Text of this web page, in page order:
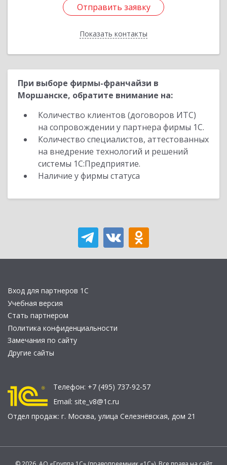
Отправить заявку
Показать контакты
Отправить заявку
Назад
При выборе фирмы-франчайзи в
Моршанске, обратите внимание на:
Количество клиентов (договоров ИТС)
на сопровождении у партнера фирмы 1С.
Количество специалистов, аттестованных
на внедрение технологий и решений
системы 1С:Предприятие.
Наличие у фирмы статуса
Вход для партнеров 1С
Учебная версия
Стать партнером
Политика конфиденциальности
Замечания по сайту
Другие сайты
Телефон: +7 (495) 737-92-57
Email: site_v8@1c.ru
Отдел продаж: г. Москва, улица Селезнёвская, дом 21